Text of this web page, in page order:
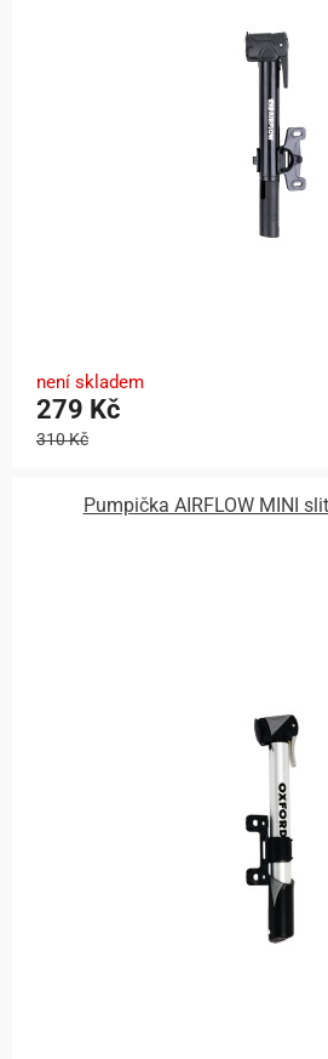
není skladem
279 Kč
310 Kč
Pumpička AIRFLOW MINI